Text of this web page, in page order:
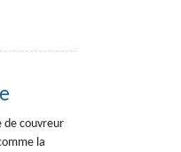
de couvreur
la